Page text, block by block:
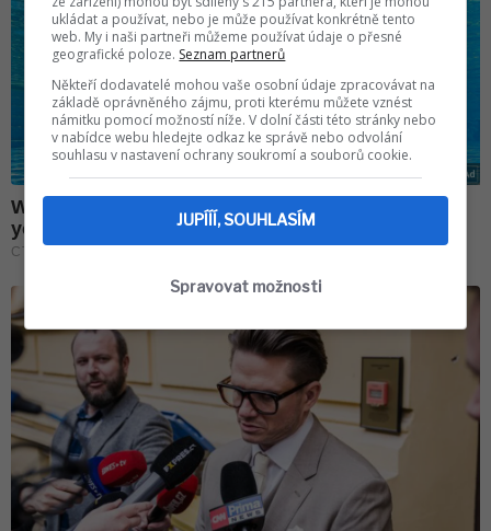
ukládat a používat, nebo je může používat konkrétně tento
web. My i naši partneři můžeme používat údaje o přesné
geografické poloze. Seznam partnerů
Někteří dodavatelé mohou vaše osobní údaje zpracovávat na
základě oprávněného zájmu, proti kterému můžete vznést
námitku pomocí možností níže. V dolní části této stránky nebo
v nabídce webu hledejte odkaz ke správě nebo odvolání
souhlasu v nastavení ochrany soukromí a souborů cookie.
JUPÍÍÍ, SOUHLASÍM
Spravovat možnosti